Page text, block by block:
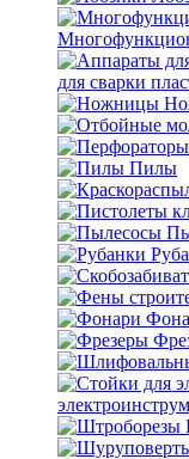
для сварки
Пилы